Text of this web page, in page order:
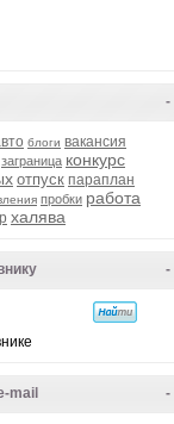
-
блоги вакансия
заграница конкурс
отпуск параплан
пробки работа
халява
-
-
mail